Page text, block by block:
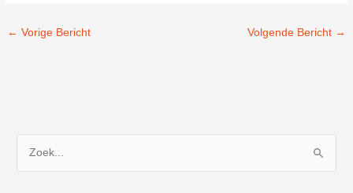
← Vorige Bericht Volgende Bericht →